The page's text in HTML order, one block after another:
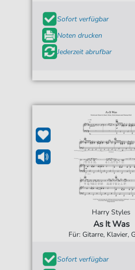
Sofort verfügbar
Noten drucken
Jederzeit abrufbar
Harry Styles
As It Was
Für: Gitarre, Klavier,
Sofort verfügbar